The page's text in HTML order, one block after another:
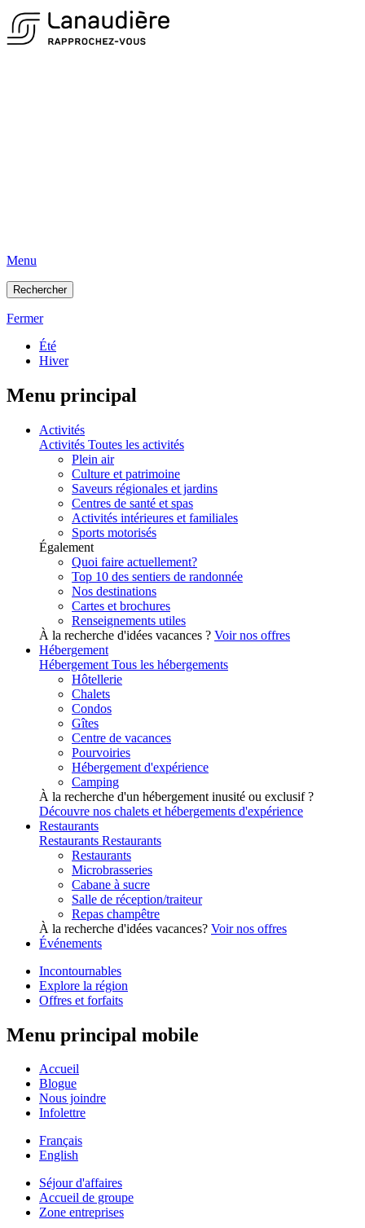
Menu
Rechercher
Fermer
Été
Hiver
Menu principal
Activités
Activités Toutes les activités
Plein air
Culture et patrimoine
Saveurs régionales et jardins
Centres de santé et spas
Activités intérieures et familiales
Sports motorisés
Également
Quoi faire actuellement?
Top 10 des sentiers de randonnée
Nos destinations
Cartes et brochures
Renseignements utiles
À la recherche d'idées vacances ? Voir nos offres
Hébergement
Hébergement Tous les hébergements
Hôtellerie
Chalets
Condos
Gîtes
Centre de vacances
Pourvoiries
Hébergement d'expérience
Camping
À la recherche d'un hébergement inusité ou exclusif ?
Découvre nos chalets et hébergements d'expérience
Restaurants
Restaurants Restaurants
Restaurants
Microbrasseries
Cabane à sucre
Salle de réception/traiteur
Repas champêtre
À la recherche d'idées vacances? Voir nos offres
Événements
Incontournables
Explore la région
Offres et forfaits
Menu principal mobile
Accueil
Blogue
Nous joindre
Infolettre
Français
English
Séjour d'affaires
Accueil de groupe
Zone entreprises